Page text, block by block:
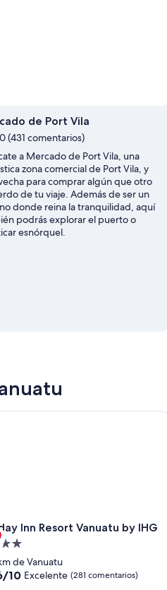
de Port Vila
(431 comentarios)
a Mercado de Port Vila, una
zona comercial de Port Vila, y
para comprar algún que otro
de tu viaje. Además de ser un
donde reina la tranquilidad, aquí
podrás explorar el puerto o
esnórquel.
Inn Resort Vanuatu by IHG
Inn Resort Vanuatu by IHG
de Vanuatu
10 Excelente (281 comentarios)
Inn Resort Vanuatu by IHG